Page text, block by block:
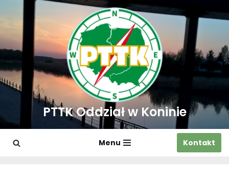
Przejdź
do
treści
PTTK Oddział w Koninie
Menu Kontakt